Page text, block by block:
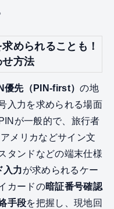
められることも！
せ方法
優先（PIN-first）の地
入力を求められる場面
が一般的で、旅行者
メリカなどサイン文
タンドなどの端末仕様
入力が求められるケー
カードの暗証番号確認
手段を把握し、現地回